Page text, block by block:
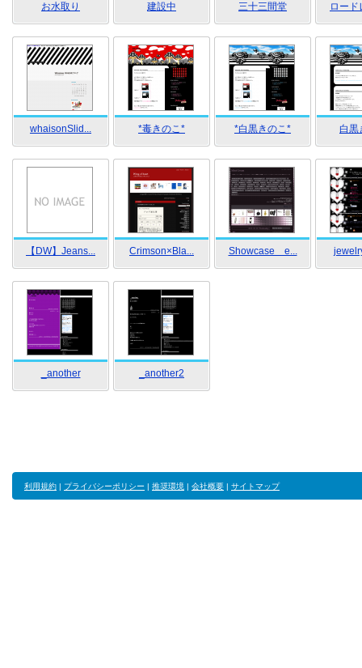
お水取り 建設中 三十三間堂 ロード
whaisonSlid... *毒きのこ* *白黒きのこ* 白黒
【DW】Jeans... Crimson×Bla... Showcase e...
_another _another2
利用規約 | プライバシーポリシー | 推奨環境 | 会社概要 | サイトマップ